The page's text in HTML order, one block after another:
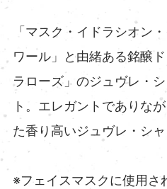
「マスク・イドラシオン
ワール」と由緒ある銘醸
ラローズ」のジュヴレ・
ト。エレガントでありな
た香り高いジュヴレ・シャ
※フェイスマスクに使用さ